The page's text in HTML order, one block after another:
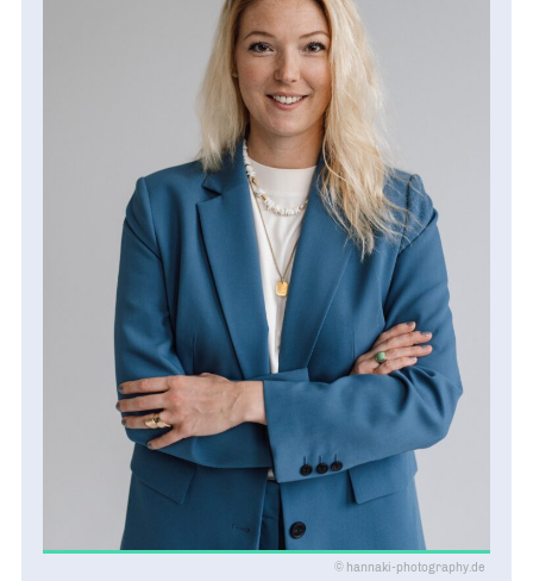
© hannaki-photography.de